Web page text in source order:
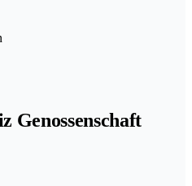
Genossenschaft